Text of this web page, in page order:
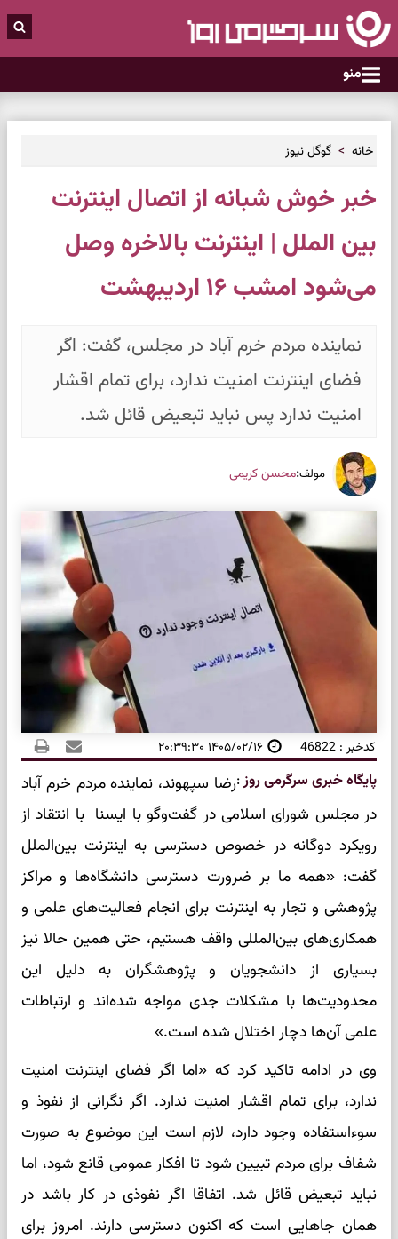
منو
خانه گوگل نیوز
خبر خوش شبانه از اتصال اینترنت
بین الملل | اینترنت بالاخره وصل
می‌شود امشب ۱۶ اردیبهشت
نماینده مردم خرم آباد در مجلس، گفت: اگر
فضای اینترنت امنیت ندارد، برای تمام اقشار
امنیت ندارد پس نباید تبعیض قائل شد.
مولف:محسن کریمی
کدخبر : 46822 ۱۴۰۵/۰۲/۱۶ ۲۰:۳۹:۳۰
پایگاه خبری سرگرمی روز:رضا سپهوند، نماینده مردم خرم آباد
در مجلس شورای اسلامی در گفت‌وگو با ایسنا با انتقاد از
رویکرد دوگانه در خصوص دسترسی به اینترنت بین‌الملل
گفت: «همه ما بر ضرورت دسترسی دانشگاه‌ها و مراکز
پژوهشی و تجار به اینترنت برای انجام فعالیت‌های علمی و
همکاری‌های بین‌المللی واقف هستیم، حتی همین حالا نیز
بسیاری از دانشجویان و پژوهشگران به دلیل این
محدودیت‌ها با مشکلات جدی مواجه شده‌اند و ارتباطات
علمی آن‌ها دچار اختلال شده است.»
وی در ادامه تاکید کرد که «اما اگر فضای اینترنت امنیت
ندارد، برای تمام اقشار امنیت ندارد. اگر نگرانی از نفوذ و
سوءاستفاده وجود دارد، لازم است این موضوع به‌ صورت
شفاف برای مردم تبیین شود تا افکار عمومی قانع شود، اما
نباید تبعیض قائل شد. اتفاقا اگر نفوذی در کار باشد در
همان جاهایی است که اکنون دسترسی دارند. امروز برای